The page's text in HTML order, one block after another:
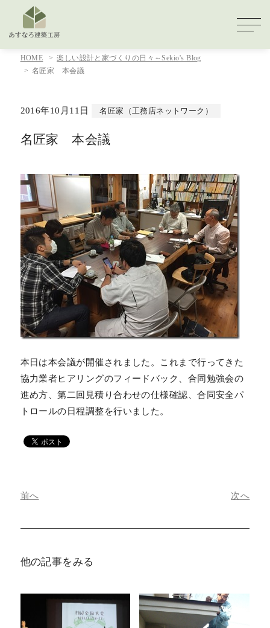
HOME
楽しい設計と家づくりの日々～Sekio's Blog
名匠家 本会議
2016年10月11日 名匠家（工務店ネットワーク）
名匠家 本会議
本日は本会議が開催されました。これまで行ってきた
協力業者ヒアリングのフィードバック、合同勉強会の
進め方、第二回見積り合わせの仕様確認、合同安全パ
トロールの日程調整を行いました。
前へ 次へ
他の記事をみる